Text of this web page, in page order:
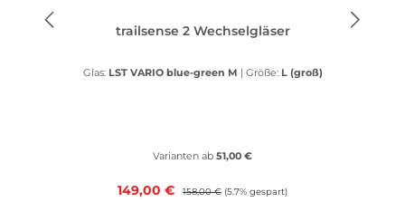
trailsense 2 Wechselgläser
Glas: LST VARIO blue-green M | Größe: L (groß)
Varianten ab 51,00 €
Verkaufspreis:
149,00 € Regulärer Preis:
158,00 € (5.7% gespart)